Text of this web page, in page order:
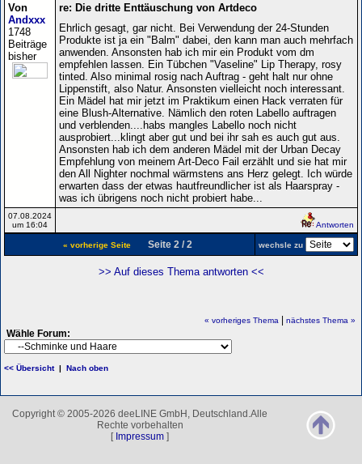
Von
Andxxx
1748
Beiträge
bisher
re: Die dritte Enttäuschung von Artdeco
Ehrlich gesagt, gar nicht. Bei Verwendung der 24-Stunden
Produkte ist ja ein "Balm" dabei, den kann man auch mehrfach
anwenden. Ansonsten hab ich mir ein Produkt vom dm
empfehlen lassen. Ein Tübchen "Vaseline" Lip Therapy, rosy
tinted. Also minimal rosig nach Auftrag - geht halt nur ohne
Lippenstift, also Natur. Ansonsten vielleicht noch interessant.
Ein Mädel hat mir jetzt im Praktikum einen Hack verraten für
eine Blush-Alternative. Nämlich den roten Labello auftragen
und verblenden....habs mangles Labello noch nicht
ausprobiert...klingt aber gut und bei ihr sah es auch gut aus.
Ansonsten hab ich dem anderen Mädel mit der Urban Decay
Empfehlung von meinem Art-Deco Fail erzählt und sie hat mir
den All Nighter nochmal wärmstens ans Herz gelegt. Ich würde
erwarten dass der etwas hautfreundlicher ist als Haarspray -
was ich übrigens noch nicht probiert habe...
07.08.2024
um 16:04
Antworten
« vorherige SeiteSeite 2 / 2 wechsle zu
>> Auf dieses Thema antworten <<
« vorheriges Thema nächstes Thema »
Wähle Forum:
<< Übersicht| Nach oben
Copyright © 2005-2026 deeLINE GmbH, Deutschland.Alle
Rechte vorbehalten
[ Impressum ]